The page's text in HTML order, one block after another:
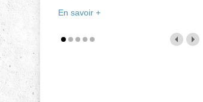
En savoir +